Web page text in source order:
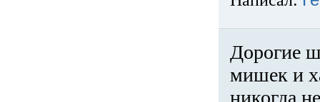
Дорогие
мишек и
никогда